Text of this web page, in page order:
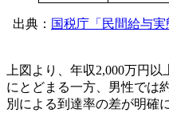
出典： 国税庁「民間給与実
上図より、年収2,000万円
にとどまる一方、男性では
別による到達率の差が明確